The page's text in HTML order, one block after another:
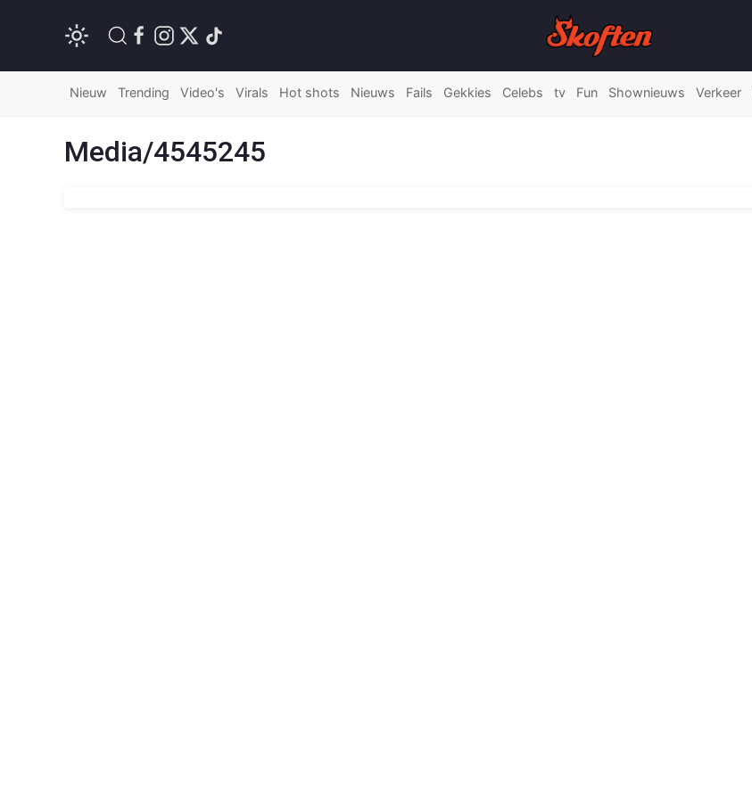
Nieuw Trending Video's Virals Hot shots Nieuws Fails Gekkies Celebs tv Fun Shownieuws Verkeer
Media/4545245